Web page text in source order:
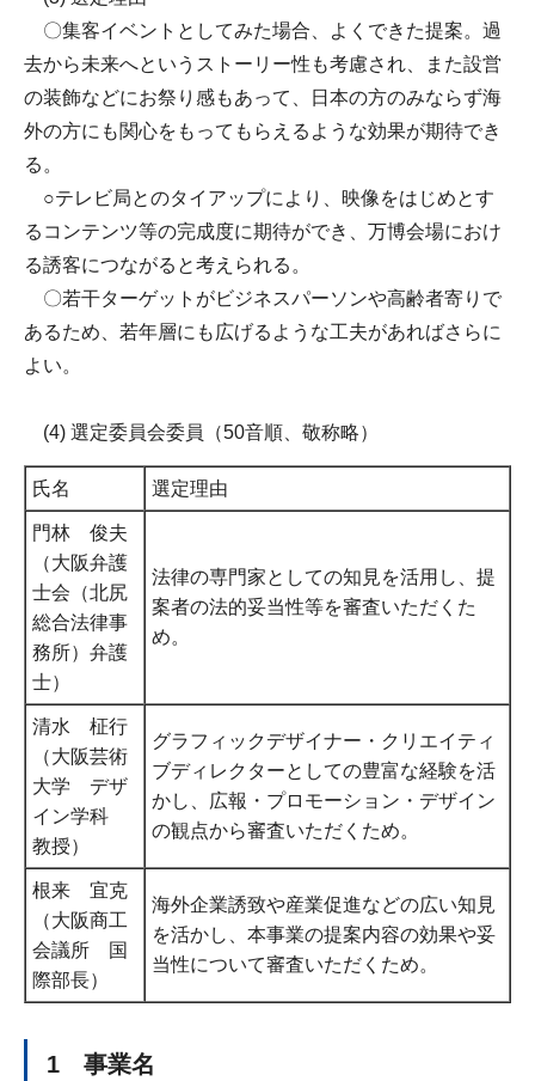
〇集客イベントとしてみた場合、よくできた提案。過
去から未来へというストーリー性も考慮され、また設営
の装飾などにお祭り感もあって、日本の方のみならず海
外の方にも関心をもってもらえるような効果が期待でき
る。
○テレビ局とのタイアップにより、映像をはじめとす
るコンテンツ等の完成度に期待ができ、万博会場におけ
る誘客につながると考えられる。
〇若干ターゲットがビジネスパーソンや高齢者寄りで
あるため、若年層にも広げるような工夫があればさらに
よい。
​​(4) 選定委員会委員（50音順、敬称略）
氏名 選定理由
門林 俊夫
（大阪弁護
士会（北尻
総合法律事
務所）弁護
士）
法律の専門家としての知見を活用し、提
案者の法的妥当性等を審査いただくた
め。
清水 柾行
（大阪芸術
大学 デザ
イン学科
教授）
グラフィックデザイナー・クリエイティ
ブディレクターとしての豊富な経験を活
かし、広報・プロモーション・デザイン
の観点から審査いただくため。
根来 宜克
（大阪商工
会議所 国
際部長）
海外企業誘致や産業促進などの広い知見
を活かし、本事業の提案内容の効果や妥
当性について審査いただくため。
1 事業名